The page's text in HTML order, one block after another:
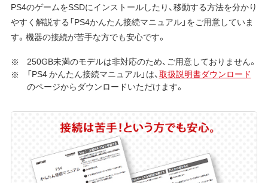
PS4のゲームをSSDにインストールしたり、移動する方法を分かり
やすく解説する「PS4かんたん接続マニュアル」をご用意していま
す。機器の接続が苦手な方でも安心です。
250GB未満のモデルは非対応のため、ご用意しておりません。
「PS4 かんたん接続マニュアル」は、 取扱説明書ダウンロード
のページからダウンロードいただけます。